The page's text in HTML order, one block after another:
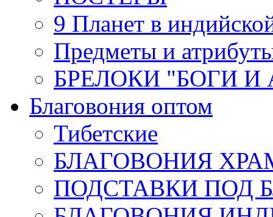
9 Планет в
Предметы и
БРЕЛОКИ "БОГИ И
Благовония оптом
Тибетские
БЛАГОВОНИЯ
ПОДСТАВКИ ПОД